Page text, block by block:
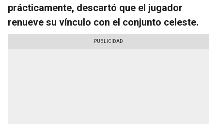
prácticamente, descartó que el jugador
renueve su vínculo con el conjunto celeste.